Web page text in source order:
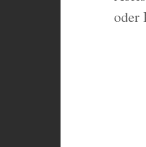
oder